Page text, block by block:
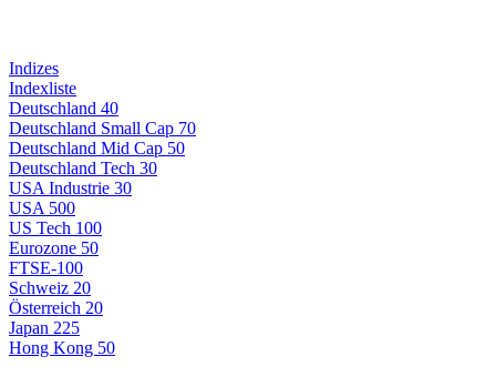
Indizes
Indexliste
Deutschland 40
Deutschland Small Cap 70
Deutschland Mid Cap 50
Deutschland Tech 30
USA Industrie 30
USA 500
US Tech 100
Eurozone 50
FTSE-100
Schweiz 20
Österreich 20
Japan 225
Hong Kong 50